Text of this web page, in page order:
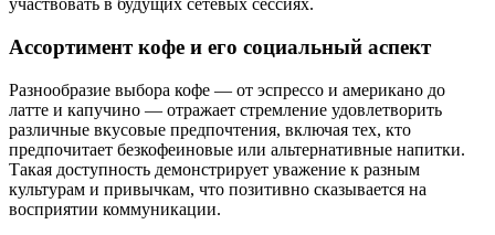
участвовать в будущих сетевых сессиях.
Ассортимент кофе и его социальный аспект
Разнообразие выбора кофе — от эспрессо и американо до
латте и капучино — отражает стремление удовлетворить
различные вкусовые предпочтения, включая тех, кто
предпочитает безкофеиновые или альтернативные напитки.
Такая доступность демонстрирует уважение к разным
культурам и привычкам, что позитивно сказывается на
восприятии коммуникации.